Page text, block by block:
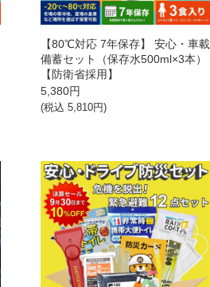
【80℃対応 7年保存】 安心・車載
備蓄セット（保存水500ml×3本）
【防衛省採用】
5,380円
(税込5,810円)